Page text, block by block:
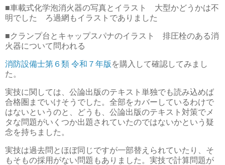
■車載式化学泡消火器の写真とイラスト 大型かどうかは不
明でした ろ過網もイラストでありました
■クランプ台とキャップスパナのイラスト 排圧栓のある消
火器について問われる
消防設備士第６類 令和７年版 を購入して確認してみまし
た。
実技に関しては、公論出版のテキスト単独でも読み込めば
合格圏までいけそうでした。全部をカバーしているわけで
はないというのと、どうも、公論出版のテキスト対策でメ
タな問題がいくつか出題されていたのではないかという疑
念を持ちました。
実技は過去問とほぼ同じですが一部替えられていたり、そ
もそもの採用がない問題もありました。実技で計算問題が